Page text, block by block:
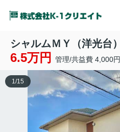
シャルムＭＹ（洋光台）
6.5万円 管理/共益費 4,000円
1 /15